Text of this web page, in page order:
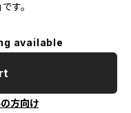
す。
available
方向け